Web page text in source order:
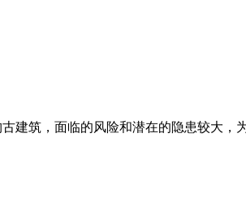
建筑，面临的风险和潜在的隐患较大，